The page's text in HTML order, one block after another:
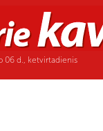
06 d., ketvirtadienis